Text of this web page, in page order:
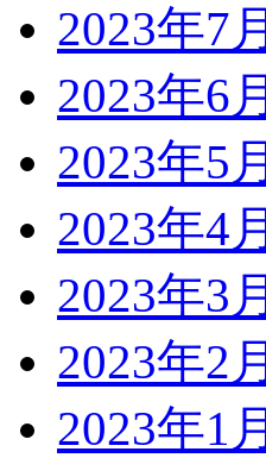
2023年7月
2023年6月
2023年5月
2023年4月
2023年3月
2023年2月
2023年1月